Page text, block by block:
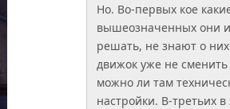
Но. Во-первых кое
вышеозначенных они и
решать, не знают о
движок уже не
можно ли там
настройки. В-третьих в